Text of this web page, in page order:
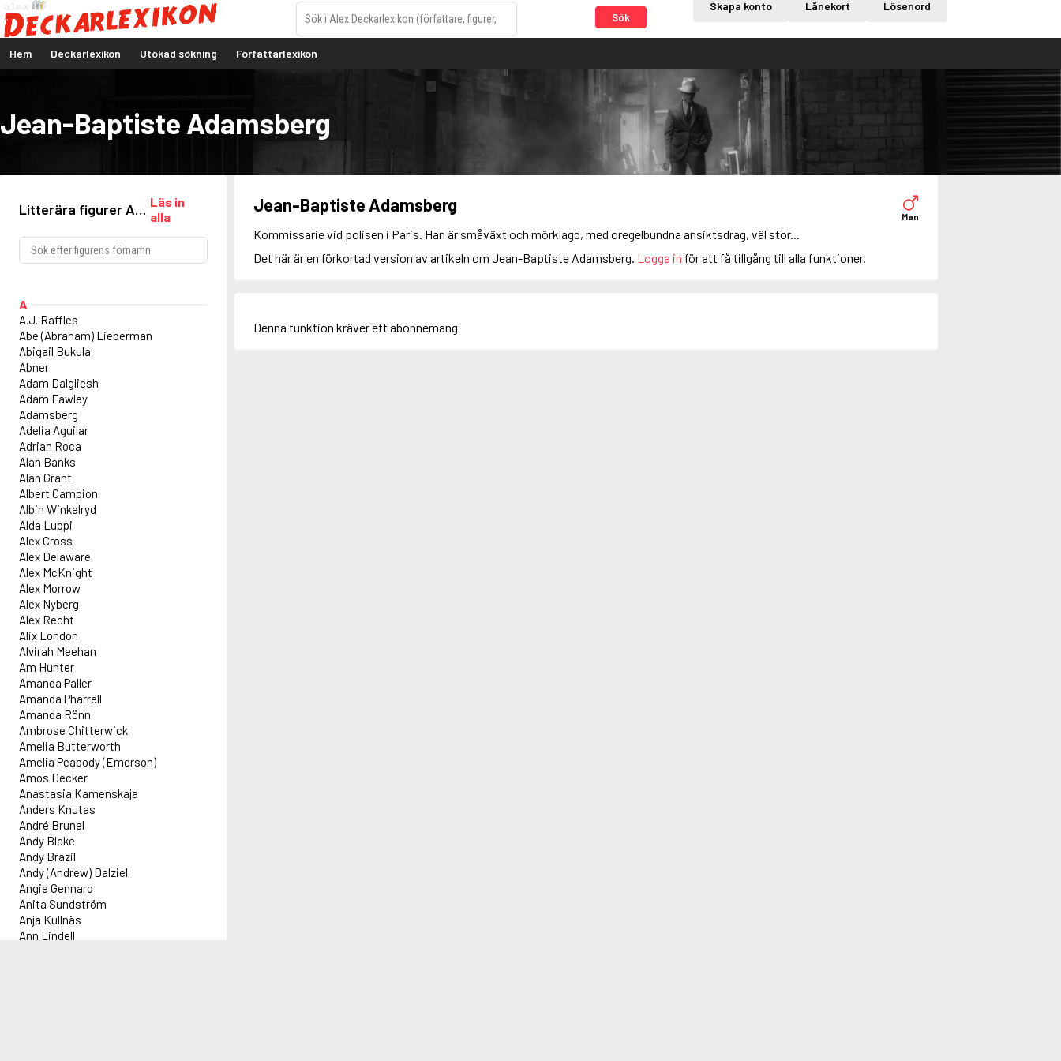
Sök
Skapa konto Lånekort Lösenord
Hem Deckarlexikon Utökad sökning Författarlexikon
Jean-Baptiste Adamsberg
Litterära figurer A-
Läs in
alla
A
A.J. Raffles
Abe (Abraham) Lieberman
Abigail Bukula
Abner
Adam Dalgliesh
Adam Fawley
Adamsberg
Adelia Aguilar
Adrian Roca
Alan Banks
Alan Grant
Albert Campion
Albin Winkelryd
Alda Luppi
Alex Cross
Alex Delaware
Alex McKnight
Alex Morrow
Alex Nyberg
Alex Recht
Alix London
Alvirah Meehan
Am Hunter
Amanda Paller
Amanda Pharrell
Amanda Rönn
Ambrose Chitterwick
Amelia Butterworth
Amelia Peabody (Emerson)
Amos Decker
Anastasia Kamenskaja
Anders Knutas
André Brunel
Andy Blake
Andy Brazil
Andy (Andrew) Dalziel
Angie Gennaro
Anita Sundström
Anja Kullnäs
Ann Lindell
Jean-Baptiste Adamsberg
Man
Kommissarie vid polisen i Paris. Han är småväxt och mörklagd, med oregelbundna ansiktsdrag, väl stor...
Det här är en förkortad version av artikeln om Jean-Baptiste Adamsberg. Logga in för att få tillgång till alla funktioner.
Denna funktion kräver ett abonnemang